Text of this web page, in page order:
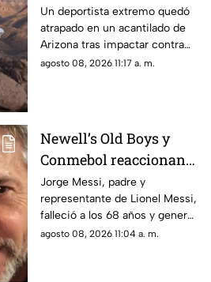
atrapado en un
acantilado tras salto
BASE y lo sacan en
helicóptero | VIDEO
Un deportista extremo quedó
atrapado en un acantilado de
Arizona tras impactar contra
las rocas durante un salto
agosto 08, 2026 11:17 a. m.
Newell’s Old Boys y
Conmebol reaccionan
ante la muerte de Jorge
Messi, padre de Lionel
Jorge Messi, padre y
representante de Lionel Messi,
falleció a los 68 años y generó
reacciones de organismos y
agosto 08, 2026 11:04 a. m.